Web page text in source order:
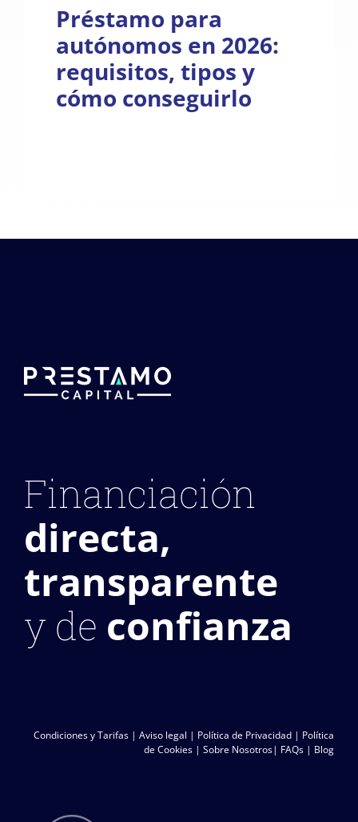
Préstamo para
autónomos en 2026:
requisitos, tipos y
cómo conseguirlo
Financiación
directa,
transparente
y de confianza
Condiciones y Tarifas |Aviso legal | Política de Privacidad | Política
de Cookies |Sobre Nosotros| FAQs | Blog